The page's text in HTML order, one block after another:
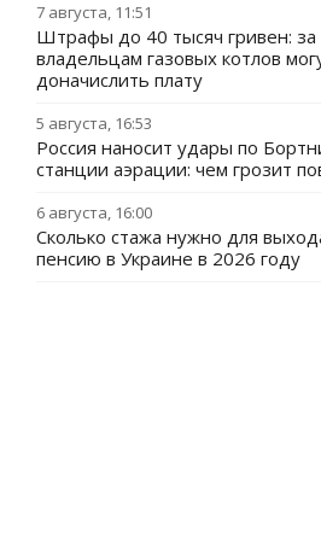
7 августа, 11:51
Штрафы до 40 тысяч гривен: за
владельцам газовых котлов
доначислить плату
5 августа, 16:53
Россия наносит удары по
станции аэрации: чем грозит
6 августа, 16:00
Сколько стажа нужно для
пенсию в Украине в 2026 году